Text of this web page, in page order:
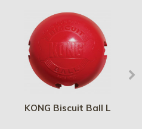
KONG Biscuit Ball L